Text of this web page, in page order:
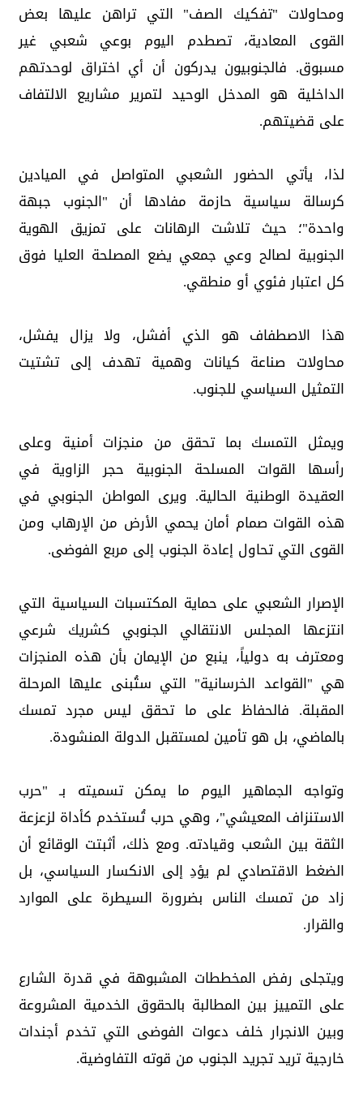
ومحاولات "تفكيك الصف" التي تراهن عليها بعض
القوى المعادية، تصطدم اليوم بوعي شعبي غير
مسبوق. فالجنوبيون يدركون أن أي اختراق لوحدتهم
الداخلية هو المدخل الوحيد لتمرير مشاريع الالتفاف
على قضيتهم.
لذا، يأتي الحضور الشعبي المتواصل في الميادين
كرسالة سياسية حازمة مفادها أن "الجنوب جبهة
واحدة"؛ حيث تلاشت الرهانات على تمزيق الهوية
الجنوبية لصالح وعي جمعي يضع المصلحة العليا فوق
كل اعتبار فئوي أو منطقي.
هذا الاصطفاف هو الذي أفشل، ولا يزال يفشل،
محاولات صناعة كيانات وهمية تهدف إلى تشتيت
التمثيل السياسي للجنوب.
ويمثل التمسك بما تحقق من منجزات أمنية وعلى
رأسها القوات المسلحة الجنوبية حجر الزاوية في
العقيدة الوطنية الحالية. ويرى المواطن الجنوبي في
هذه القوات صمام أمان يحمي الأرض من الإرهاب ومن
القوى التي تحاول إعادة الجنوب إلى مربع الفوضى.
الإصرار الشعبي على حماية المكتسبات السياسية التي
انتزعها المجلس الانتقالي الجنوبي كشريك شرعي
ومعترف به دولياً، ينبع من الإيمان بأن هذه المنجزات
هي "القواعد الخرسانية" التي ستُبنى عليها المرحلة
المقبلة. فالحفاظ على ما تحقق ليس مجرد تمسك
بالماضي، بل هو تأمين لمستقبل الدولة المنشودة.
وتواجه الجماهير اليوم ما يمكن تسميته بـ "حرب
الاستنزاف المعيشي"، وهي حرب تُستخدم كأداة لزعزعة
الثقة بين الشعب وقيادته. ومع ذلك، أثبتت الوقائع أن
الضغط الاقتصادي لم يؤدِ إلى الانكسار السياسي، بل
زاد من تمسك الناس بضرورة السيطرة على الموارد
والقرار.
ويتجلى رفض المخططات المشبوهة في قدرة الشارع
على التمييز بين المطالبة بالحقوق الخدمية المشروعة
وبين الانجرار خلف دعوات الفوضى التي تخدم أجندات
خارجية تريد تجريد الجنوب من قوته التفاوضية.